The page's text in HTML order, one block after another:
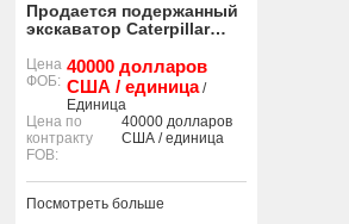
Продается подержанный
экскаватор Caterpillar
Цена
ФОБ:
40000 долларов
США / единица/
Единица
Цена по
контракту
FOB:
40000 долларов
США / единица
Посмотреть больше